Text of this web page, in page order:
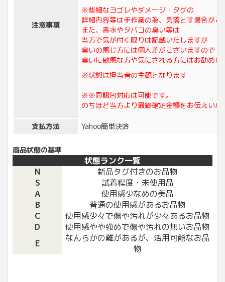
注意事項
※些細なヨゴレやダメージ・タグの
詳細内容等は手作業の為、見落とす場合がご
また、香水やタバコの臭い等は
当方で気が付く限りは記載いたしますが
臭いの感じ方には個人差がございますので
臭いに敏感な方や気にされる方にはお勧めい
※状態は担当者の主観となります
※※同梱包対応は可能です。
のちほど当方より最終確定金額をお伝えいた
支払方法 Yahoo簡単決済
商品状態の基準
状態ランク一覧
N
新品タグ付きのお品物
S
試着程度・未使用品
A
使用感少なめの美品
B
普通の使用感があるお品物
C
使用感少々で傷や汚れが少々あるお品物
D
使用感やや強めで傷や汚れの無いお品物
E
なんらかの難があるが、活用可能なお品
物